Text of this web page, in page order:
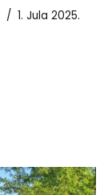
1. Jula 2025.